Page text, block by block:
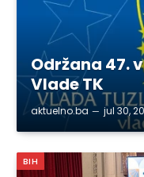
Održana 47.
Vlade TK
aktuelno.ba jul 30,
BIH